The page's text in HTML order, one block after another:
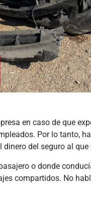
en caso de que
Por lo tanto,
del seguro al que
o donde
compartidos. No
Excelente servicio
lorecomiendo al